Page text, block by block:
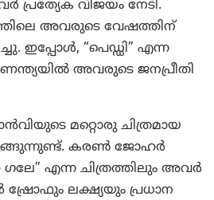
പ്രത്യേക വിജയം നേടി.
അവരുടെ വേഷത്തിന്
ഇപ്പോൾ, “പെഡ്ഡി” എന്ന
അവരുടെ ജനപ്രീതി
മറ്റൊരു ചിത്രമായ
കരൺ ജോഹർ
ഗലേ” എന്ന ചിത്രത്തിലും അവർ
ഷ്രോഫും ലക്ഷ്യയും പ്രധാന